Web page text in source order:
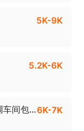
5K-9K
5.2K-6K
长白班坐岗（6000-7000）空调车间包吃住6K-7K